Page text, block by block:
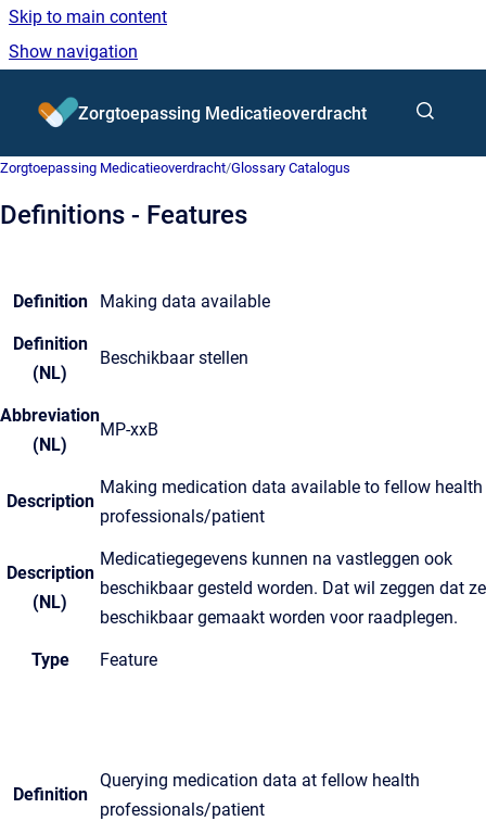
Skip to main content
Show navigation
Go to homepage
Zorgtoepassing Medicatieoverdracht
Zorgtoepassing Medicatieoverdracht/Glossary Catalogus
Definitions - Features
Definition Making data available
Definition
(NL)
Beschikbaar stellen
Abbreviation
(NL)
MP-xxB
Description
Making medication data available to fellow health
professionals/patient
Description
(NL)
Medicatiegegevens kunnen na vastleggen ook
beschikbaar gesteld worden. Dat wil zeggen dat ze
beschikbaar gemaakt worden voor raadplegen.
Type Feature
Definition
Querying medication data at fellow health
professionals/patient